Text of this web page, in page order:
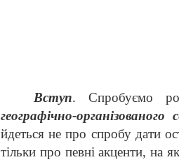
Вступ. Спробуємо
географічно-організованого
йдеться не про спробу дати
тільки про певні акценти, на